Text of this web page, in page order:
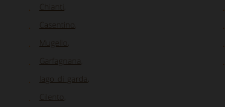
Chianti
Casentino
Mugello
Garfagnana
lago_di_garda
Cilento